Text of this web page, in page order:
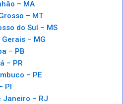
– MA
– MT
do Sul – MS
– MG
– PB
– PR
– PE
PI
Janeiro – RJ